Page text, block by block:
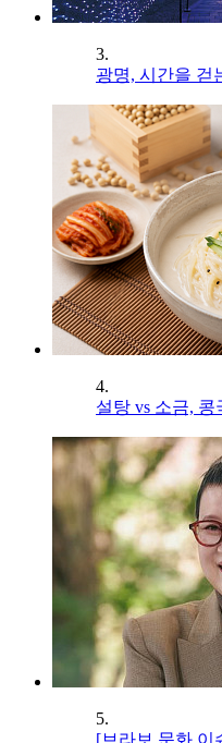
3.
광명, 시간을 걷
4.
설탕 vs 소금,
5.